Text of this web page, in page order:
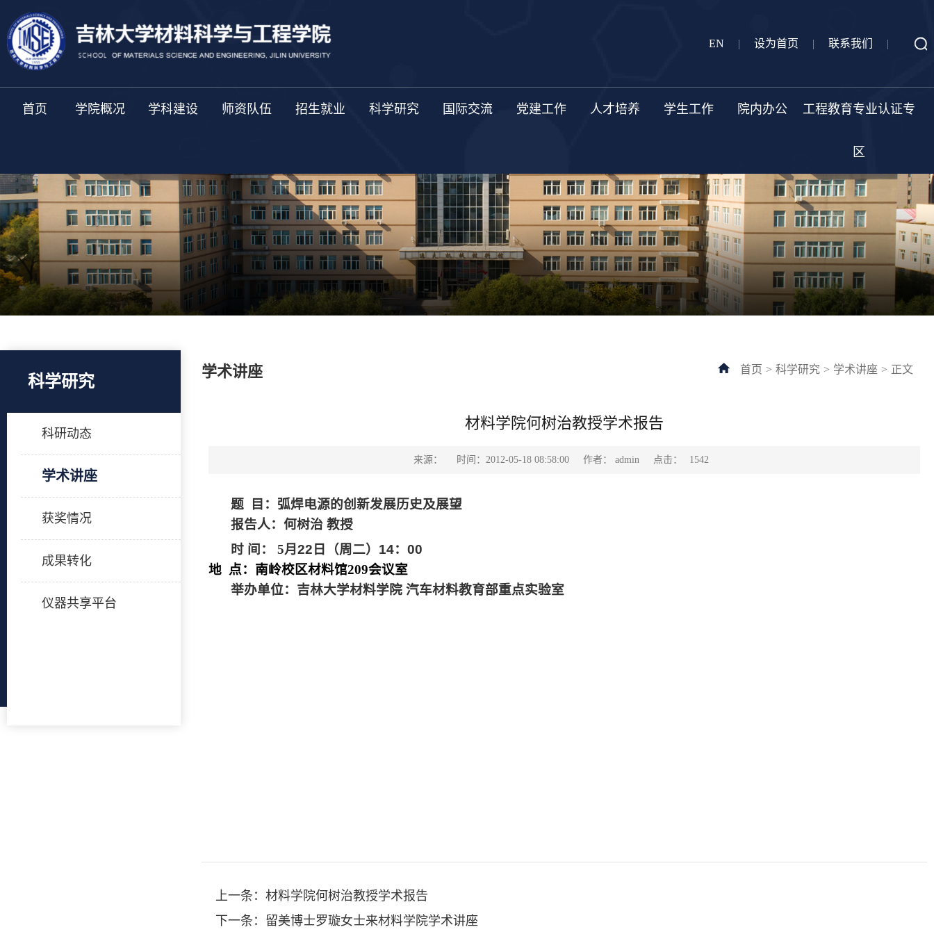
EN | 设为首页 | 联系我们 |
首页 学院概况 学科建设 师资队伍 招生就业 科学研究 国际交流 党建工作 人才培养 学生工作 院内办公 工程教育专业认证专
区
科学研究
科研动态
学术讲座
获奖情况
成果转化
仪器共享平台
学术讲座 首页 > 科学研究 > 学术讲座 > 正文
材料学院何树治教授学术报告
来源： 时间：2012-05-18 08:58:00 作者： admin 点击： 1542
题
目：弧焊电源的创新发展历史及展望
报告人：何树治 教授
时 间： 5月 22 日 （周二） 14： 00
地 点：南岭校区材料馆209会议室
举办单位：吉林大学材料学院 汽车材料教育部重点实验室
上一条： 材料学院何树治教授学术报告
下一条： 留美博士罗璇女士来材料学院学术讲座